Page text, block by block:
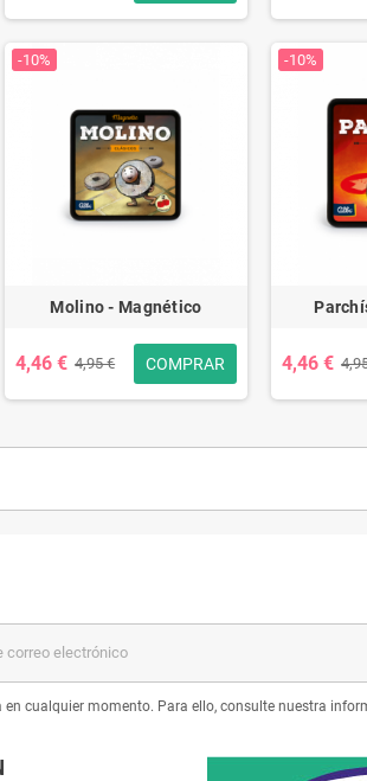
-10%
Molino - Magnético
4,46 € 4,95 € COMPRAR
-10%
4,46 €
en cualquier momento. Para ello, consulte nuestra